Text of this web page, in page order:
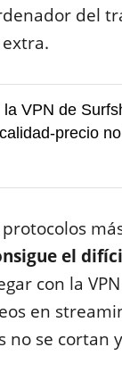
del
VPN de
precio
el
con la
en
se cortan